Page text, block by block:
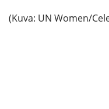
(Kuva: UN Women/